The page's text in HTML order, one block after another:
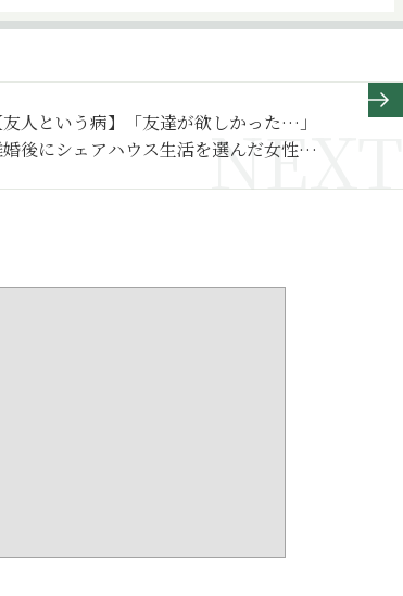
友人という病】「友達が欲しかった…」
後にシェアハウス生活を選んだ女性が